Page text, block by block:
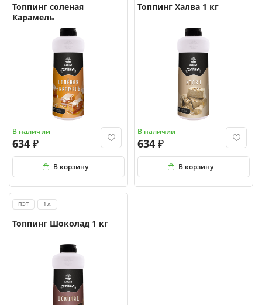
Топпинг соленая
Карамель
В наличии
634
В корзину
Топпинг Халва 1 кг
В наличии
634
В корзину
ПЭТ 1 л.
Топпинг Шоколад 1 кг